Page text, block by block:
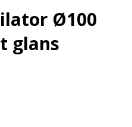
Ø100
glans